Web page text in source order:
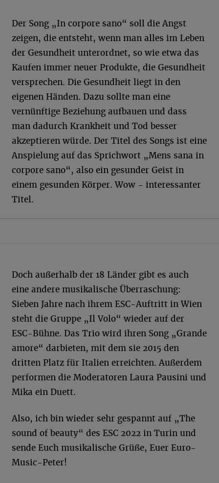
Der Song „In corpore sano“ soll die Angst
zeigen, die entsteht, wenn man alles im Leben
der Gesundheit unterordnet, so wie etwa das
Kaufen immer neuer Produkte, die Gesundheit
versprechen. Die Gesundheit liegt in den
eigenen Händen. Dazu sollte man eine
vernünftige Beziehung aufbauen und dass
man dadurch Krankheit und Tod besser
akzeptieren würde. Der Titel des Songs ist eine
Anspielung auf das Sprichwort „Mens sana in
corpore sano“, also ein gesunder Geist in
einem gesunden Körper. Wow - interessanter
Titel.
Doch außerhalb der 18 Länder gibt es auch
eine andere musikalische Überraschung:
Sieben Jahre nach ihrem ESC-Auftritt in Wien
steht die Gruppe „Il Volo“ wieder auf der
ESC-Bühne. Das Trio wird ihren Song „Grande
amore“ darbieten, mit dem sie 2015 den
dritten Platz für Italien erreichten. Außerdem
performen die Moderatoren Laura Pausini und
Mika ein Duett.
Also, ich bin wieder sehr gespannt auf „The
sound of beauty“ des ESC 2022 in Turin und
sende Euch musikalische Grüße, Euer Euro-
Music-Peter!